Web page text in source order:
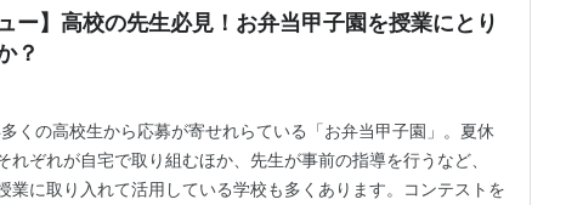
ー】高校の先生必見！お弁当甲子園を授業にとり
？
くの高校生から応募が寄せれらている「お弁当甲子園」。夏休
れぞれが自宅で取り組むほか、先生が事前の指導を行うなど、
業に取り入れて活用している学校も多くあります。コンテストを